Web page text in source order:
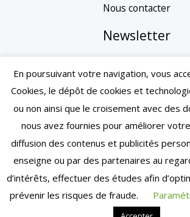
Nous contacter
Newsletter
Mentions légales
| Conditions
| Copyright © 2024 – Toulouse | Tous
En poursuivant votre navigation, vous
Cookies, le dépôt de cookies et
ou non ainsi que le croisement avec des
nous avez fournies pour améliorer
diffusion des contenus et publicités
enseigne ou par des partenaires au
d’intérêts, effectuer des études afin
prévenir les risques de fraude.